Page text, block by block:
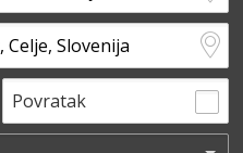
Povratak